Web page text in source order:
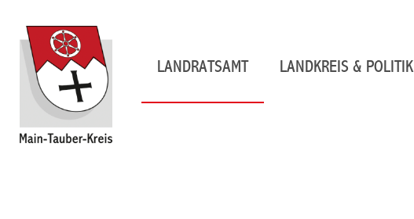
LANDRATSAMT LANDKREIS & POLITIK